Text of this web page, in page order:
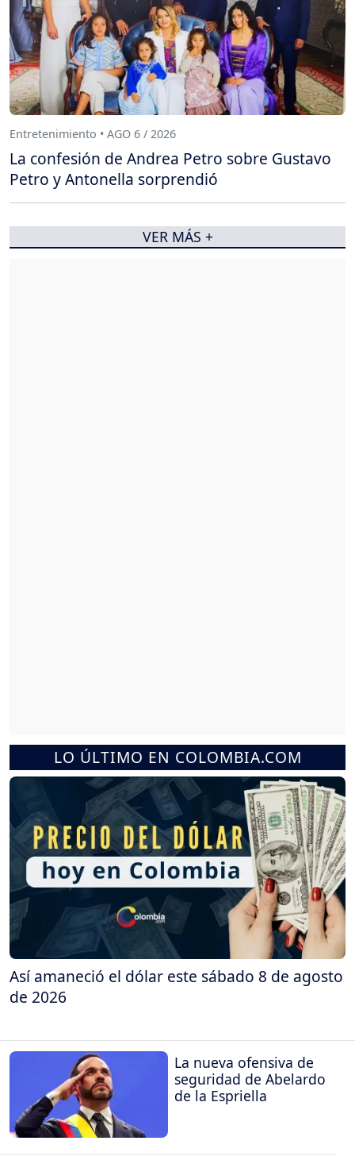
LO ÚLTIMO EN COLOMBIA.COM
Así amaneció el dólar este sábado 8 de agosto
de 2026
La nueva ofensiva de
seguridad de Abelardo
de la Espriella
Entretenimiento • AGO 6 / 2026
La confesión de Andrea Petro sobre Gustavo
Petro y Antonella sorprendió
VER MÁS +